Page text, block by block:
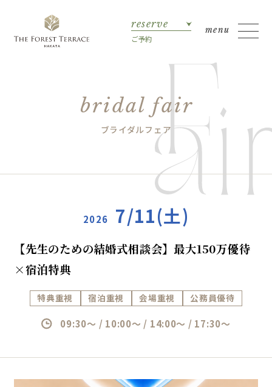
reserve
ご予約
bridal fair
ブライダルフェア
2026 7/11(土)
【先生のための結婚式相談会】最大150万優待
×宿泊特典
特典重視 宿泊重視 会場重視 公務員優待
09:30～ / 10:00～ / 14:00～ / 17:30～